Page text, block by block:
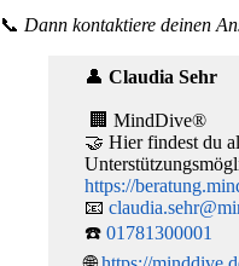
📞 Dann kontaktiere deinen
👤 Claudia Sehr
🏢 MindDive®
🤝 Hier findest du
https://
📧
☎️ 01781300001